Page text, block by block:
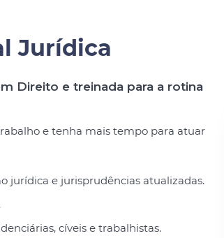
Jurídica
Direito e treinada para a rotina
e tenha mais tempo para atuar
jurídica e jurisprudências atualizadas.
cíveis e trabalhistas.